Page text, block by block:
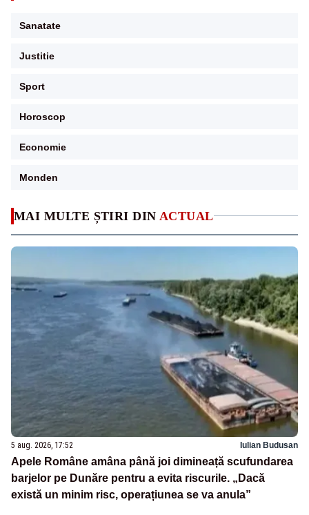
MAI MULTE ȘTIRI DIN ACTUAL
5 aug. 2026, 17:52 Iulian Budusan
Apele Române amâna până joi dimineață scufundarea
barjelor pe Dunăre pentru a evita riscurile. „Dacă
există un minim risc, operațiunea se va anula”
Sanatate
Justitie
Sport
Horoscop
Economie
Monden